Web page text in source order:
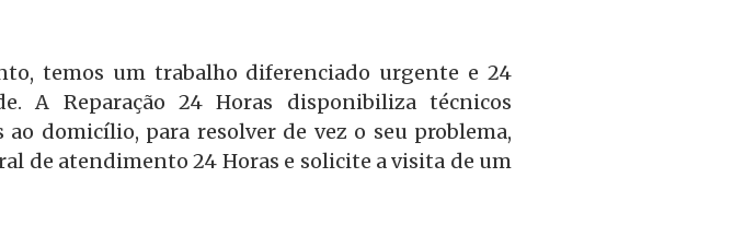
temos um trabalho diferenciado urgente e 24
A Reparação 24 Horas disponibiliza técnicos
ao domicílio, para resolver de vez o seu problema,
de atendimento 24 Horas e solicite a visita de um